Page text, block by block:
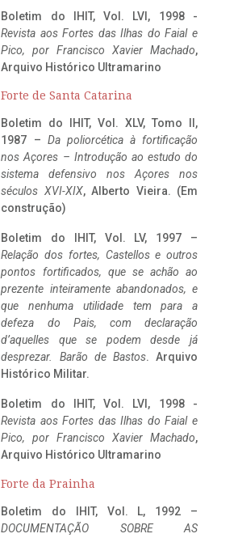
Boletim do IHIT, Vol. LVI, 1998 -
Revista aos Fortes das Ilhas do Faial e
Pico, por Francisco Xavier Machado,
Arquivo Histórico Ultramarino
Forte de Santa Catarina
Boletim do IHIT, Vol. XLV, Tomo II,
1987 – Da poliorcética à fortificação
nos Açores – Introdução ao estudo do
sistema defensivo nos Açores nos
séculos XVI-XIX, Alberto Vieira. (Em
construção)
Boletim do IHIT, Vol. LV, 1997 –
Relação dos fortes, Castellos e outros
pontos fortificados, que se achão ao
prezente inteiramente abandonados, e
que nenhuma utilidade tem para a
defeza do Pais, com declaração
d’aquelles que se podem desde já
desprezar. Barão de Bastos. Arquivo
Histórico Militar.
Boletim do IHIT, Vol. LVI, 1998 -
Revista aos Fortes das Ilhas do Faial e
Pico, por Francisco Xavier Machado,
Arquivo Histórico Ultramarino
Forte da Prainha
Boletim do IHIT, Vol. L, 1992 –
DOCUMENTAÇÃO SOBRE AS